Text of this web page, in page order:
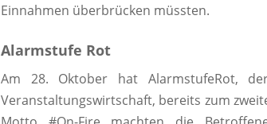
Einnahmen überbrücken müssten.
Alarmstufe Rot
Am 28. Oktober hat AlarmstufeRot,
Veranstaltungswirtschaft, bereits zum